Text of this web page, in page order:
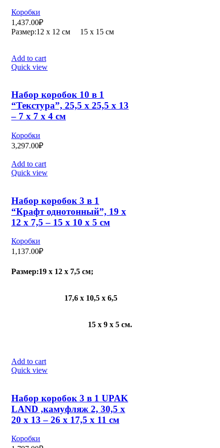
Коробки
1,437.00₽
Размер:12 х 12 см 15 х 15 см
Add to cart
Quick view
Набор коробок 10 в 1
“Текстура”, 25,5 х 25,5 х 13
– 7 х 7 х 4 см
Коробки
3,297.00₽
Add to cart
Quick view
Набор коробок 3 в 1
“Крафт однотонный”, 19 х
12 х 7,5 – 15 х 10 х 5 см
Коробки
1,137.00₽
Размер:19 х 12 х 7,5 см;
17,6 х 10,5 х 6,5
15 х 9 х 5 см.
Add to cart
Quick view
Набор коробок 3 в 1 UPAK
LAND ,камуфляж 2, 30,5 х
20 х 13 – 26 х 17,5 х 11 см
Коробки